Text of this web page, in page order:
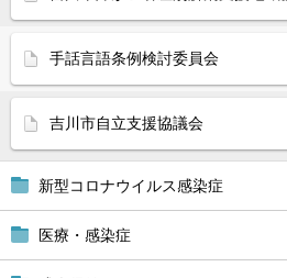
新型コロナウイルス感染症
医療・感染症
手話言語条例検討委員会
吉川市自立支援協議会